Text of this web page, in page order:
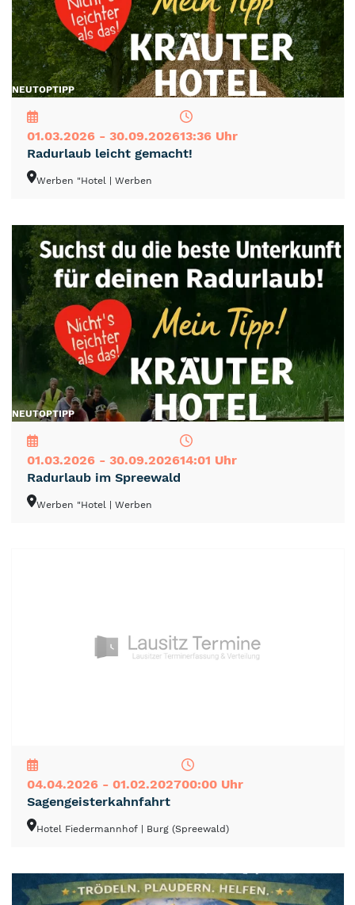
NEUTOPTIPP
01.03.2026 - 30.09.202613:36 Uhr
Radurlaub leicht gemacht!
Werben "Hotel | Werben
NEUTOPTIPP
01.03.2026 - 30.09.202614:01 Uhr
Radurlaub im Spreewald
Werben "Hotel | Werben
04.04.2026 - 01.02.202700:00 Uhr
Sagengeisterkahnfahrt
Hotel Fiedermannhof | Burg (Spreewald)